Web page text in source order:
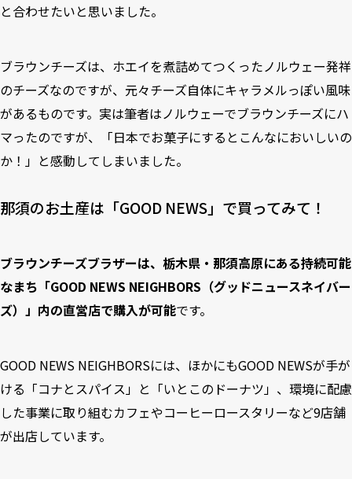
と合わせたいと思いました。
ブラウンチーズは、ホエイを煮詰めてつくったノルウェー発祥
のチーズなのですが、元々チーズ自体にキャラメルっぽい風味
があるものです。実は筆者はノルウェーでブラウンチーズにハ
マったのですが、「日本でお菓子にするとこんなにおいしいの
か！」と感動してしまいました。
那須のお土産は「GOOD NEWS」で買ってみて！
ブラウンチーズブラザーは、栃木県・那須高原にある持続可能
なまち「GOOD NEWS NEIGHBORS（グッドニュースネイバー
ズ）」内の直営店で購入が可能です。
GOOD NEWS NEIGHBORSには、ほかにもGOOD NEWSが手が
ける「コナとスパイス」と「いとこのドーナツ」、環境に配慮
した事業に取り組むカフェやコーヒーロースタリーなど9店舗
が出店しています。